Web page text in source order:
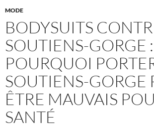
MODE
BODYSUITS
SOUTIENS-GORGE :
POURQUOI
SOUTIENS-GORGE
ÊTRE MAUVAIS
SANTÉ